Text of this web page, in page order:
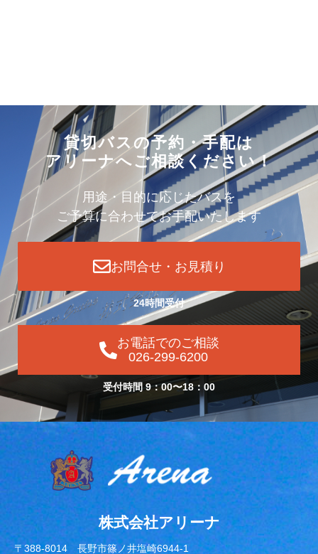
貸切バスの予約・手配は
アリーナへご相談ください！
用途・目的に応じたバスを
ご予算に合わせてお手配いたします
お問合せ・お見積り
24時間受付
お電話でのご相談
026-299-6200
受付時間 9：00〜18：00
株式会社アリーナ
〒388-8014 長野市篠ノ井塩崎6944-1